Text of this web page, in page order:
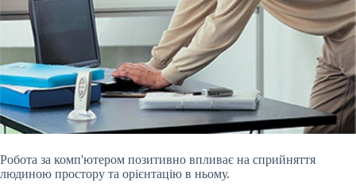
Робота за комп'ютером позитивно впливає на сприйняття
людиною простору та орієнтацію в ньому.